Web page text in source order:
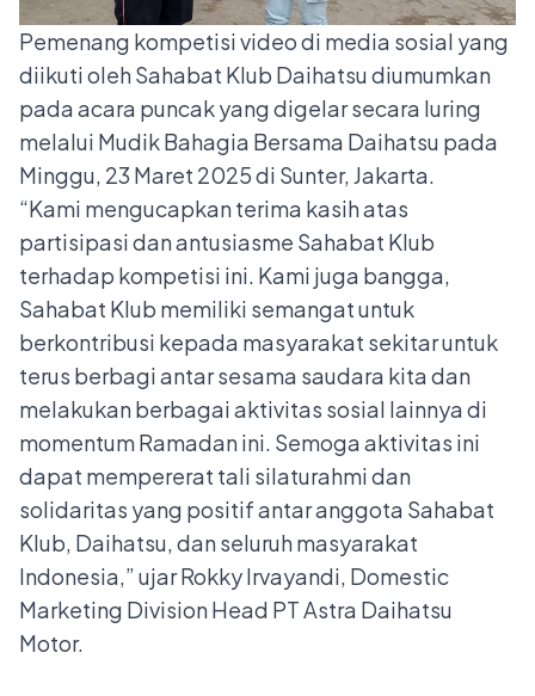
Pemenang kompetisi video di media sosial yang
diikuti oleh Sahabat Klub Daihatsu diumumkan
pada acara puncak yang digelar secara luring
melalui Mudik Bahagia Bersama Daihatsu pada
Minggu, 23 Maret 2025 di Sunter, Jakarta.
“Kami mengucapkan terima kasih atas
partisipasi dan antusiasme Sahabat Klub
terhadap kompetisi ini. Kami juga bangga,
Sahabat Klub memiliki semangat untuk
berkontribusi kepada masyarakat sekitar untuk
terus berbagi antar sesama saudara kita dan
melakukan berbagai aktivitas sosial lainnya di
momentum Ramadan ini. Semoga aktivitas ini
dapat mempererat tali silaturahmi dan
solidaritas yang positif antar anggota Sahabat
Klub, Daihatsu, dan seluruh masyarakat
Indonesia,” ujar Rokky Irvayandi, Domestic
Marketing Division Head PT Astra Daihatsu
Motor.